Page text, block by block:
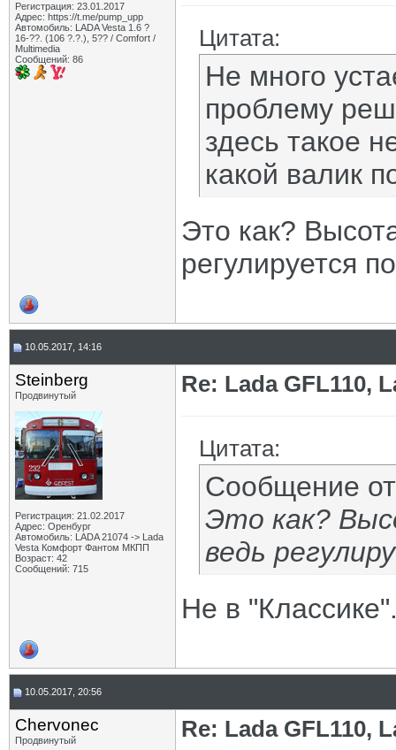
Регистрация: 23.01.2017
Адрес: https://t.me/pump_upp
Автомобиль: LADA Vesta 1.6 ?
16-??. (106 ?.?.), 5?? / Comfort /
Multimedia
Сообщений: 86
Цитата:
Не много
проблему
здесь такое
какой валик
Это как?
регулируется
10.05.2017, 14:16
Steinberg
Продвинутый
Регистрация: 21.02.2017
Адрес: Оренбург
Автомобиль: LADA 21074 -> Lada
Vesta Комфорт Фантом МКПП
Возраст: 42
Сообщений: 715
Re: Lada GFL110,
Цитата:
Сообщение
Это как?
ведь
Не в
10.05.2017, 20:56
Chervonec
Продвинутый Re: Lada GFL110,